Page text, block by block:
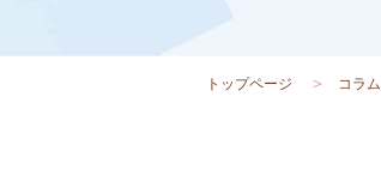
トップページ コラム